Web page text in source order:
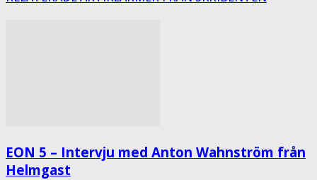
EON 5 – Intervju med Anton Wahnström från
Helmgast